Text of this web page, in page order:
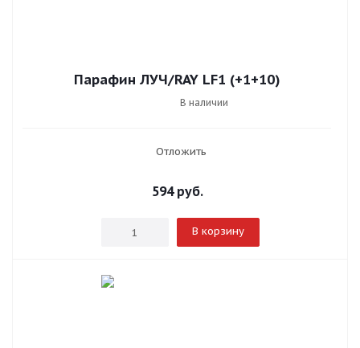
Парафин ЛУЧ/RAY LF1 (+1+10)
В наличии
Отложить
594руб.
В корзину